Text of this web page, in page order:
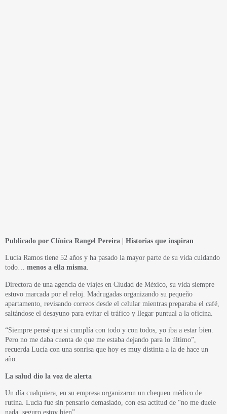
Publicado por Clínica Rangel Pereira | Historias que inspiran
Lucía Ramos tiene 52 años y ha pasado la mayor parte de su vida cuidando
todo… menos a ella misma.
Directora de una agencia de viajes en Ciudad de México, su vida siempre
estuvo marcada por el reloj. Madrugadas organizando su pequeño
apartamento, revisando correos desde el celular mientras preparaba el café,
saltándose el desayuno para evitar el tráfico y llegar puntual a la oficina.
“Siempre pensé que si cumplía con todo y con todos, yo iba a estar bien.
Pero no me daba cuenta de que me estaba dejando para lo último”,
recuerda Lucía con una sonrisa que hoy es muy distinta a la de hace un
año.
La salud dio la voz de alerta
Un día cualquiera, en su empresa organizaron un chequeo médico de
rutina. Lucía fue sin pensarlo demasiado, con esa actitud de “no me duele
nada, seguro estoy bien”.